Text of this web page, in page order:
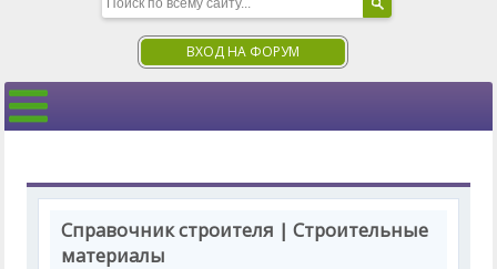
ВХОД НА ФОРУМ
Справочник строителя | Строительные
материалы